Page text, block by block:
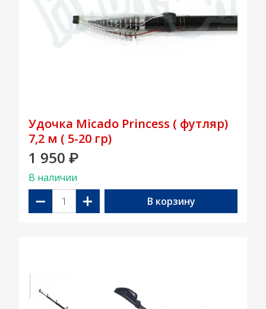
Удочка Micado Princess ( футляр)
7,2 м ( 5-20 гр)
1 950 ₽
В наличии
− + В корзину